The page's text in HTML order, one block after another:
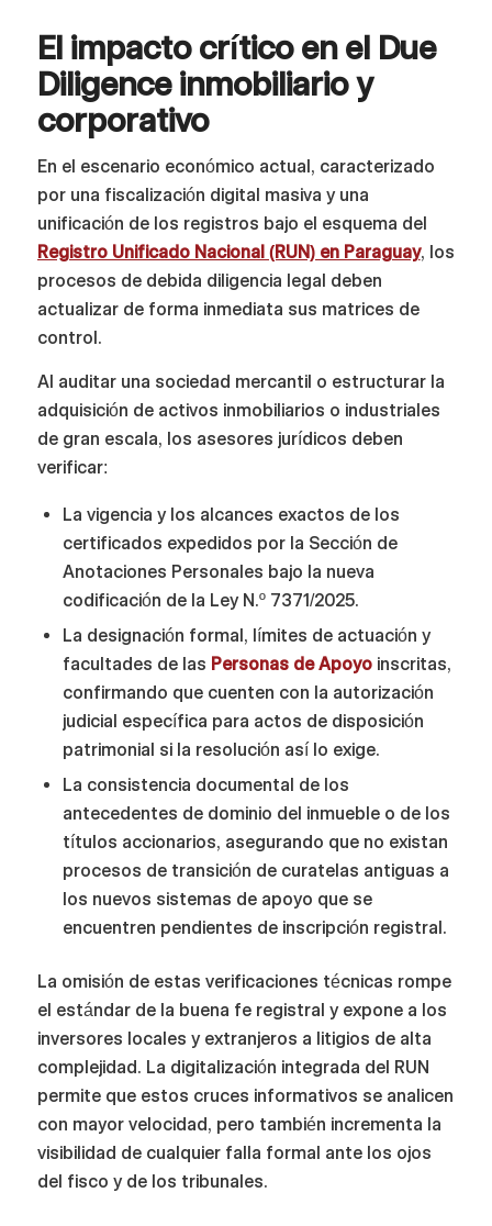
El impacto crítico en el Due
Diligence inmobiliario y
corporativo
En el escenario económico actual, caracterizado
por una fiscalización digital masiva y una
unificación de los registros bajo el esquema del
Registro Unificado Nacional (RUN) en Paraguay, los
procesos de debida diligencia legal deben
actualizar de forma inmediata sus matrices de
control.
Al auditar una sociedad mercantil o estructurar la
adquisición de activos inmobiliarios o industriales
de gran escala, los asesores jurídicos deben
verificar:
La vigencia y los alcances exactos de los
certificados expedidos por la Sección de
Anotaciones Personales bajo la nueva
codificación de la Ley N.º 7371/2025.
La designación formal, límites de actuación y
facultades de las Personas de Apoyoinscritas,
confirmando que cuenten con la autorización
judicial específica para actos de disposición
patrimonial si la resolución así lo exige.
La consistencia documental de los
antecedentes de dominio del inmueble o de los
títulos accionarios, asegurando que no existan
procesos de transición de curatelas antiguas a
los nuevos sistemas de apoyo que se
encuentren pendientes de inscripción registral.
La omisión de estas verificaciones técnicas rompe
el estándar de la buena fe registral y expone a los
inversores locales y extranjeros a litigios de alta
complejidad. La digitalización integrada del RUN
permite que estos cruces informativos se analicen
con mayor velocidad, pero también incrementa la
visibilidad de cualquier falla formal ante los ojos
del fisco y de los tribunales.